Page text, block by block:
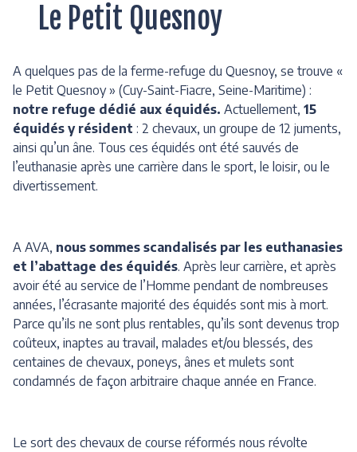
Le Petit Quesnoy
A quelques pas de la ferme-refuge du Quesnoy, se trouve «
le Petit Quesnoy » (Cuy-Saint-Fiacre, Seine-Maritime) :
notre refuge dédié aux équidés. Actuellement, 15
équidés y résident : 2 chevaux, un groupe de 12 juments,
ainsi qu’un âne. Tous ces équidés ont été sauvés de
l’euthanasie après une carrière dans le sport, le loisir, ou le
divertissement.
A AVA, nous sommes scandalisés par les euthanasies
et l’abattage des équidés. Après leur carrière, et après
avoir été au service de l’Homme pendant de nombreuses
années, l’écrasante majorité des équidés sont mis à mort.
Parce qu’ils ne sont plus rentables, qu’ils sont devenus trop
coûteux, inaptes au travail, malades et/ou blessés, des
centaines de chevaux, poneys, ânes et mulets sont
condamnés de façon arbitraire chaque année en France.
Le sort des chevaux de course réformés nous révolte